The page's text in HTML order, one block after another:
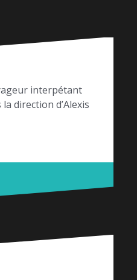
interpétant
direction d’Alexis